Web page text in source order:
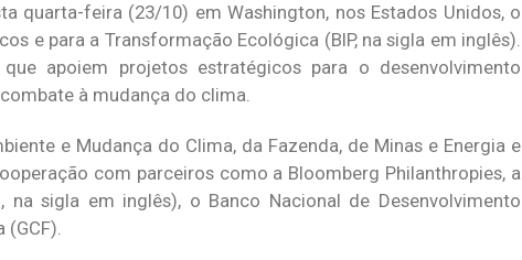
quarta-feira (23/10) em Washington, nos Estados Unidos, o
e para a Transformação Ecológica (BIP, na sigla em inglês).
apoiem projetos estratégicos para o desenvolvimento
à mudança do clima.
e Mudança do Clima, da Fazenda, de Minas e Energia e
com parceiros como a Bloomberg Philanthropies, a
sigla em inglês), o Banco Nacional de Desenvolvimento
(GCF).